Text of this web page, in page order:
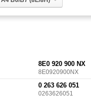
8E0 920 900 NX
8E0920900NX
0 263 626 051
0263626051